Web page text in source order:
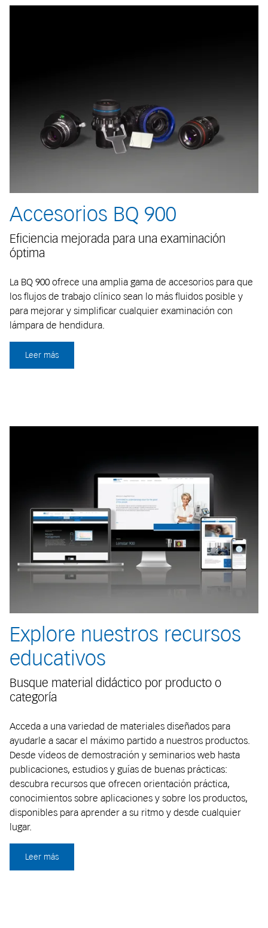
Accesorios BQ 900
Eficiencia mejorada para una examinación
óptima
La BQ 900 ofrece una amplia gama de accesorios para que
los flujos de trabajo clínico sean lo más fluidos posible y
para mejorar y simplificar cualquier examinación con
lámpara de hendidura.
Leer más
Explore nuestros recursos
educativos
Busque material didáctico por producto o
categoría
Acceda a una variedad de materiales diseñados para
ayudarle a sacar el máximo partido a nuestros productos.
Desde vídeos de demostración y seminarios web hasta
publicaciones, estudios y guías de buenas prácticas:
descubra recursos que ofrecen orientación práctica,
conocimientos sobre aplicaciones y sobre los productos,
disponibles para aprender a su ritmo y desde cualquier
lugar.
Leer más